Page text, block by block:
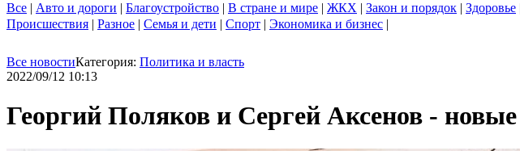
Все | Авто и дороги | Благоустройство | В стране и мире | ЖКХ | Закон и порядок | Здоровье
Происшествия | Разное | Семья и дети | Спорт | Экономика и бизнес |
Все новостиКатегория: Политика и власть
2022/09/12 10:13
Георгий Поляков и Сергей Аксенов -